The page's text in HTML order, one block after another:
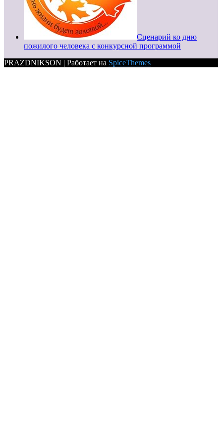
Сценарий ко дню
пожилого человека с конкурсной программой
PRAZDNIKSON | Работает на SpiceThemes